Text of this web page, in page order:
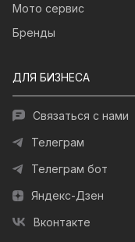
Мото сервис
Бренды
ДЛЯ БИЗНЕСА
Связаться с нами
Телеграм
Телеграм бот
Яндекс-Дзен
Вконтакте